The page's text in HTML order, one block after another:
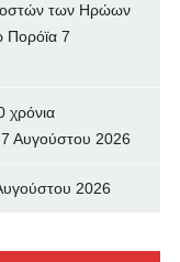
oστών των Ηρώων
Πορόϊα 7
χρόνια
7 Αυγούστου 2026
2026